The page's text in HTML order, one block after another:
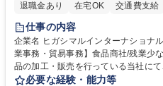
退職金あり
在宅OK 交通費支給
仕事の内容
企業名 ヒガシマルインターナショナル株式会社 求人名 東
業事務・貿易事務】食品商社/残業少なめ/リモ
品の加工・販売を行っている当社に
します。営業社員のサポートポジシ
必要な経験・能力等